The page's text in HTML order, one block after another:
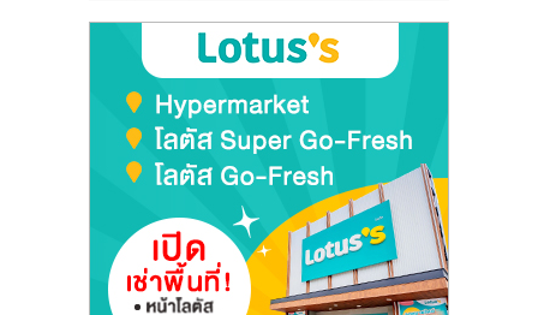
ขยาย